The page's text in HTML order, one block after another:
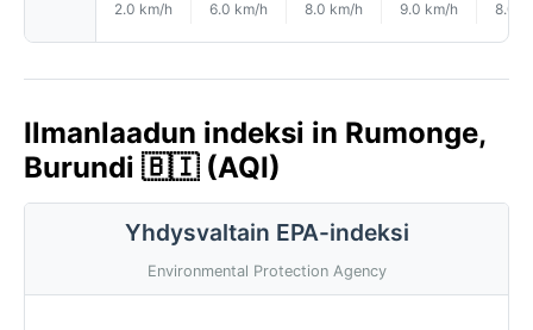
2.0 km/h 6.0 km/h 8.0 km/h 9.0 km/h 8.0
Ilmanlaadun indeksi in Rumonge,
Burundi 🇧🇮 (AQI)
Yhdysvaltain EPA-indeksi
Environmental Protection Agency